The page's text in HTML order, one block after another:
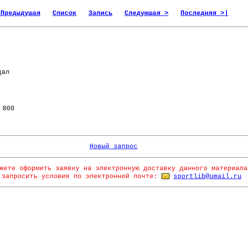
Список Запись Следующая > Последняя >|
Новый запрос
оформить заявку на электронную доставку данного материала
условия по электронной почте:
sportlib@umail.ru